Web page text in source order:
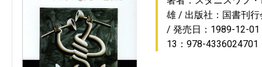
雄
出版社：国書刊行
発売日：1989-12-01
13：978-4336024701